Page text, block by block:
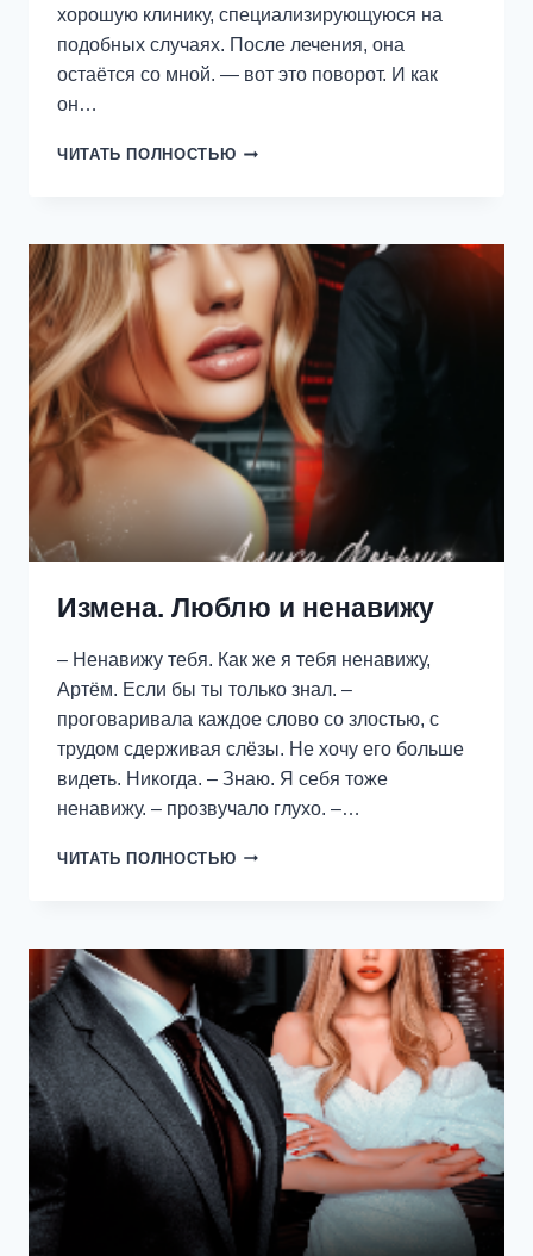
хорошую клинику, специализирующуюся на
подобных случаях. После лечения, она
остаётся со мной. — вот это поворот. И как
он…
ЧИТАТЬ ПОЛНОСТЬЮ ДЫШУ
Измена. Люблю и ненавижу
– Ненавижу тебя. Как же я тебя ненавижу,
Артём. Если бы ты только знал. –
проговаривала каждое слово со злостью, с
трудом сдерживая слёзы. Не хочу его больше
видеть. Никогда. – Знаю. Я себя тоже
ненавижу. – прозвучало глухо. –…
ЧИТАТЬ ПОЛНОСТЬЮ ИЗМЕНА.